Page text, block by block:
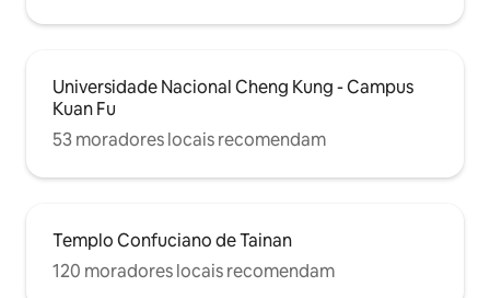
Universidade Nacional Cheng Kung - Campus
Kuan Fu
53 moradores locais recomendam
Templo Confuciano de Tainan
120 moradores locais recomendam